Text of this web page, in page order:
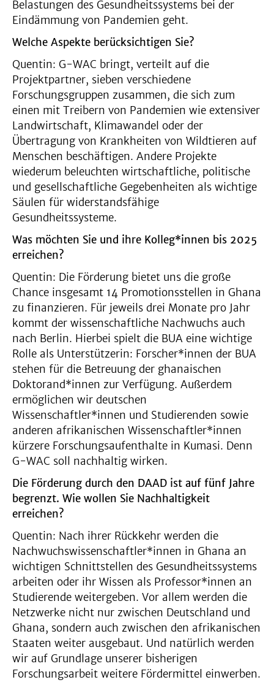
Belastungen des Gesundheitssystems bei der
Eindämmung von Pandemien geht.
Welche Aspekte berücksichtigen Sie?
Quentin: G-WAC bringt, verteilt auf die
Projektpartner, sieben verschiedene
Forschungsgruppen zusammen, die sich zum
einen mit Treibern von Pandemien wie extensiver
Landwirtschaft, Klimawandel oder der
Übertragung von Krankheiten von Wildtieren auf
Menschen beschäftigen. Andere Projekte
wiederum beleuchten wirtschaftliche, politische
und gesellschaftliche Gegebenheiten als wichtige
Säulen für widerstandsfähige
Gesundheitssysteme.
Was möchten Sie und ihre Kolleg*innen bis 2025
erreichen?
Quentin: Die Förderung bietet uns die große
Chance insgesamt 14 Promotionsstellen in Ghana
zu finanzieren. Für jeweils drei Monate pro Jahr
kommt der wissenschaftliche Nachwuchs auch
nach Berlin. Hierbei spielt die BUA eine wichtige
Rolle als Unterstützerin: Forscher*innen der BUA
stehen für die Betreuung der ghanaischen
Doktorand*innen zur Verfügung. Außerdem
ermöglichen wir deutschen
Wissenschaftler*innen und Studierenden sowie
anderen afrikanischen Wissenschaftler*innen
kürzere Forschungsaufenthalte in Kumasi. Denn
G-WAC soll nachhaltig wirken.
Die Förderung durch den DAAD ist auf fünf Jahre
begrenzt. Wie wollen Sie Nachhaltigkeit
erreichen?
Quentin: Nach ihrer Rückkehr werden die
Nachwuchswissenschaftler*innen in Ghana an
wichtigen Schnittstellen des Gesundheitssystems
arbeiten oder ihr Wissen als Professor*innen an
Studierende weitergeben. Vor allem werden die
Netzwerke nicht nur zwischen Deutschland und
Ghana, sondern auch zwischen den afrikanischen
Staaten weiter ausgebaut. Und natürlich werden
wir auf Grundlage unserer bisherigen
Forschungsarbeit weitere Fördermittel einwerben.